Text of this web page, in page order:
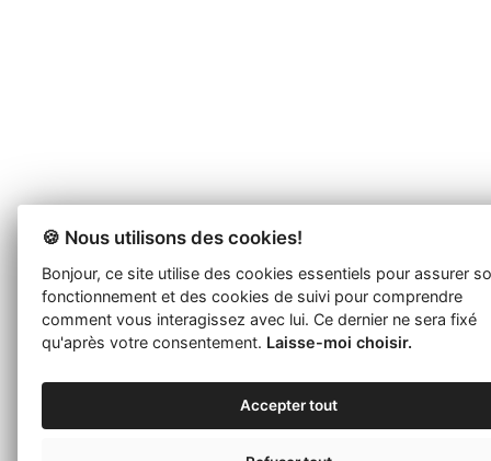
🍪 Nous utilisons des cookies!
Bonjour, ce site utilise des cookies essentiels pour assurer
fonctionnement et des cookies de suivi pour comprendre
comment vous interagissez avec lui. Ce dernier ne sera fixé
qu'après votre consentement. Laisse-moi choisir.
Accepter tout